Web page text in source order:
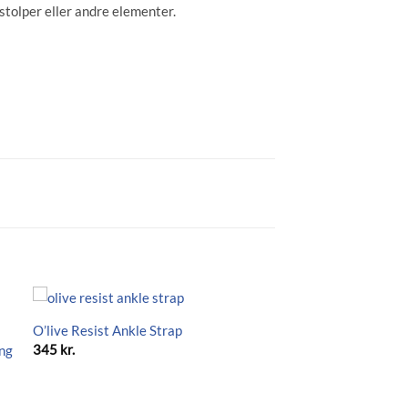
eller andre elementer.
O’live Resist Ankle Strap
345 kr.